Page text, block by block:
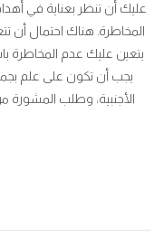
عليك أن تنظر بعناية في
المخاطرة. هناك احتمال أن
يتعين عليك عدم المخاطرة
يجب أن تكون على علم
الأجنبية، وطلب